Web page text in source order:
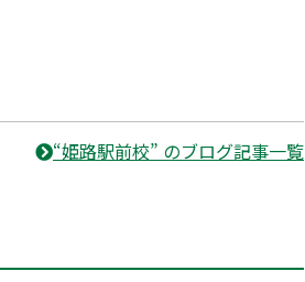
“姫路駅前校” のブログ記事一覧